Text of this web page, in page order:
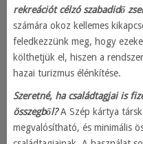
rekreációt célzó szabadidő
számára okoz kellemes
feledkezzünk meg, hogy
költhetjük el, hiszen a
hazai turizmus élénkítése.
Szeretné, ha családtagjai is
összegből?A Szép kártya
megvalósítható, és minimális